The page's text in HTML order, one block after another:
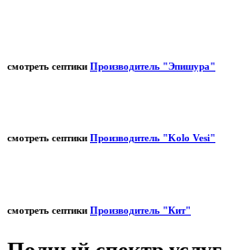
смотреть септики Производитель "Эпишура"
смотреть септики Производитель "Kolo Vesi"
смотреть септики Производитель "Кит"